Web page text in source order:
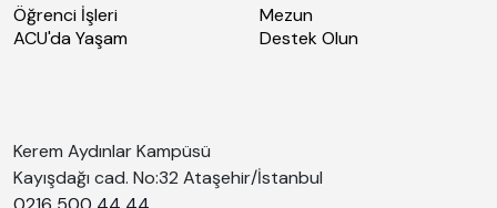
Öğrenci İşleri
ACU'da Yaşam
Mezun
Destek Olun
Kerem Aydınlar Kampüsü
Kayışdağı cad. No:32 Ataşehir/İstanbul